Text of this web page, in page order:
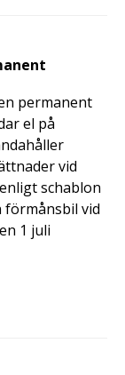
permanent
el på
vid
schablon
förmånsbil vid
1 juli